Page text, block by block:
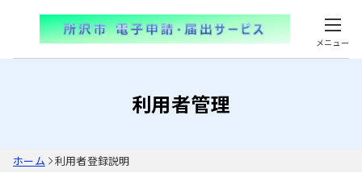
メニュー
利用者管理
ホーム 利用者登録説明